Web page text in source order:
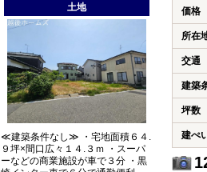
土地
≪建築条件なし≫ ・宅地面積６４.
９坪×間口広々１４.３ｍ ・スーパ
ーなどの商業施設が車で３分 ・黒
価格
所在
交通
建築
坪数
建ぺ